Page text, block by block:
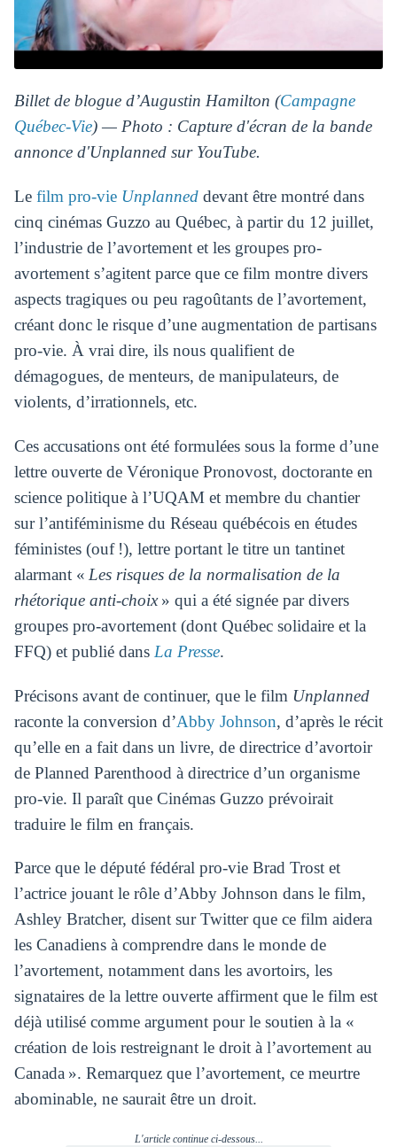
Billet de blogue d’Augustin Hamilton (Campagne
Québec-Vie) — Photo : Capture d'écran de la bande
annonce d'Unplanned sur YouTube.
Le film pro-vie Unplanneddevant être montré dans
cinq cinémas Guzzo au Québec, à partir du 12 juillet,
l’industrie de l’avortement et les groupes pro-
avortement s’agitent parce que ce film montre divers
aspects tragiques ou peu ragoûtants de l’avortement,
créant donc le risque d’une augmentation de partisans
pro-vie. À vrai dire, ils nous qualifient de
démagogues, de menteurs, de manipulateurs, de
violents, d’irrationnels, etc.
Ces accusations ont été formulées sous la forme d’une
lettre ouverte de Véronique Pronovost, doctorante en
science politique à l’UQAM et membre du chantier
sur l’antiféminisme du Réseau québécois en études
féministes (ouf !), lettre portant le titre un tantinet
alarmant « Les risques de la normalisation de la
rhétorique anti-choix» qui a été signée par divers
groupes pro-avortement (dont Québec solidaire et la
FFQ) et publié dans La Presse.
Précisons avant de continuer, que le film Unplanned
raconte la conversion d’Abby Johnson, d’après le récit
qu’elle en a fait dans un livre, de directrice d’avortoir
de Planned Parenthood à directrice d’un organisme
pro-vie. Il paraît que Cinémas Guzzo prévoirait
traduire le film en français.
Parce que le député fédéral pro-vie Brad Trost et
l’actrice jouant le rôle d’Abby Johnson dans le film,
Ashley Bratcher, disent sur Twitter que ce film aidera
les Canadiens à comprendre dans le monde de
l’avortement, notamment dans les avortoirs, les
signataires de la lettre ouverte affirment que le film est
déjà utilisé comme argument pour le soutien à la «
création de lois restreignant le droit à l’avortement au
Canada ». Remarquez que l’avortement, ce meurtre
abominable, ne saurait être un droit.
L'article continue ci-dessous...